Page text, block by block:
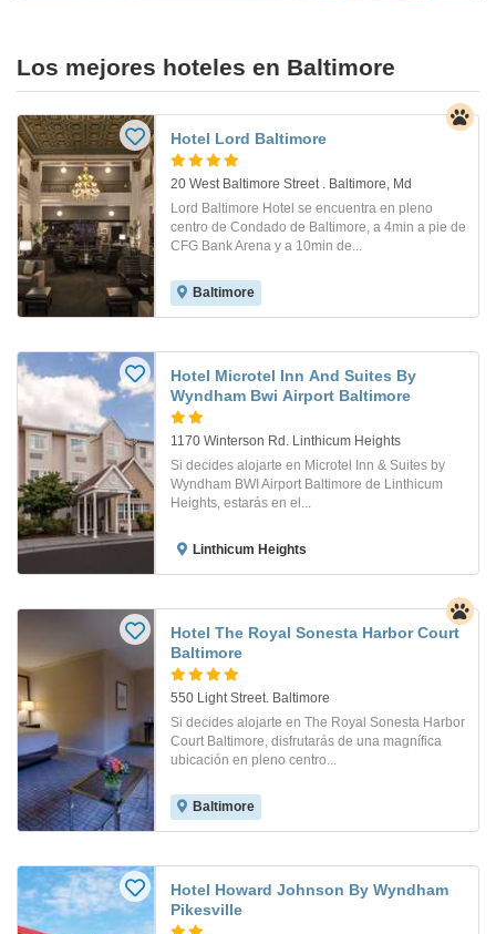
Los mejores hoteles en Baltimore
Hotel Lord Baltimore
20 West Baltimore Street . Baltimore, Md
Lord Baltimore Hotel se encuentra en pleno
centro de Condado de Baltimore, a 4min a pie de
CFG Bank Arena y a 10min de...
Baltimore
Hotel Microtel Inn And Suites By
Wyndham Bwi Airport Baltimore
1170 Winterson Rd. Linthicum Heights
Si decides alojarte en Microtel Inn & Suites by
Wyndham BWI Airport Baltimore de Linthicum
Heights, estarás en el...
Linthicum Heights
Hotel The Royal Sonesta Harbor Court
Baltimore
550 Light Street. Baltimore
Si decides alojarte en The Royal Sonesta Harbor
Court Baltimore, disfrutarás de una magnífica
ubicación en pleno centro...
Baltimore
Hotel Howard Johnson By Wyndham
Pikesville